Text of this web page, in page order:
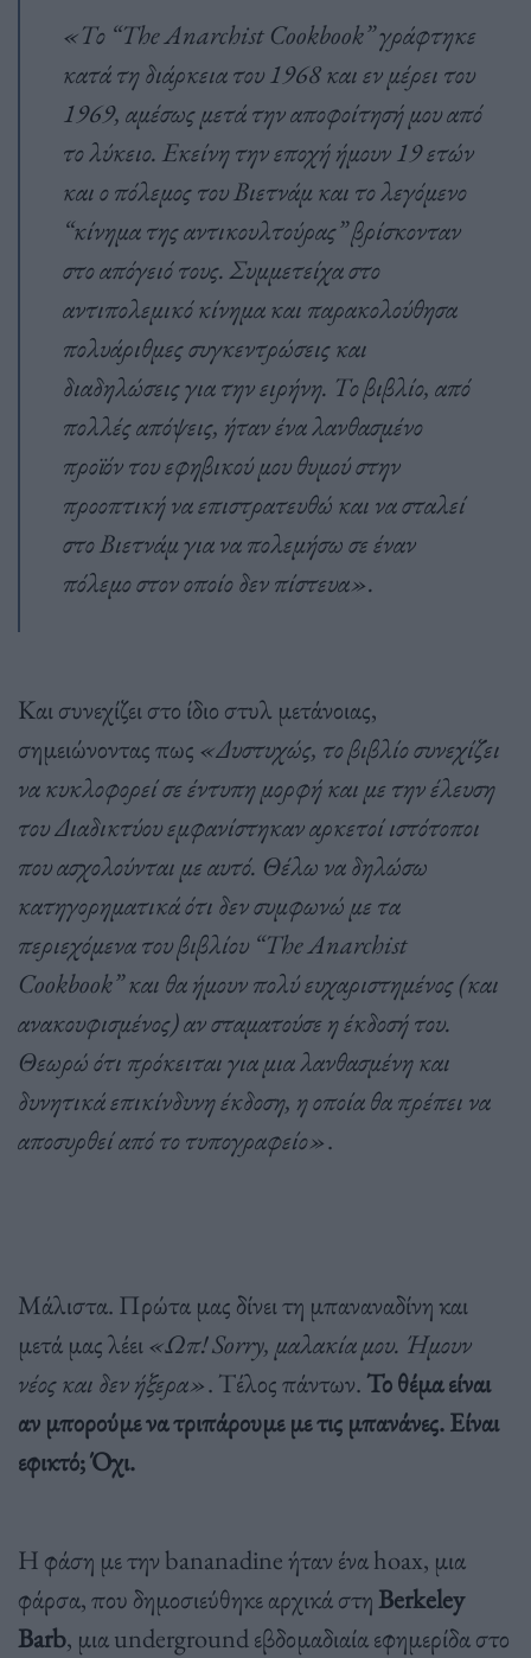
«Το “The Anarchist Cookbook” γράφτηκε
κατά τη διάρκεια του 1968 και εν μέρει του
1969, αμέσως μετά την αποφοίτησή μου από
το λύκειο. Εκείνη την εποχή ήμουν 19 ετών
και ο πόλεμος του Βιετνάμ και το λεγόμενο
“κίνημα της αντικουλτούρας” βρίσκονταν
στο απόγειό τους. Συμμετείχα στο
αντιπολεμικό κίνημα και παρακολούθησα
πολυάριθμες συγκεντρώσεις και
διαδηλώσεις για την ειρήνη. Το βιβλίο, από
πολλές απόψεις, ήταν ένα λανθασμένο
προϊόν του εφηβικού μου θυμού στην
προοπτική να επιστρατευθώ και να σταλεί
στο Βιετνάμ για να πολεμήσω σε έναν
πόλεμο στον οποίο δεν πίστευα».
Και συνεχίζει στο ίδιο στυλ μετάνοιας,
σημειώνοντας πως «Δυστυχώς, το βιβλίο συνεχίζει
να κυκλοφορεί σε έντυπη μορφή και με την έλευση
του Διαδικτύου εμφανίστηκαν αρκετοί ιστότοποι
που ασχολούνται με αυτό. Θέλω να δηλώσω
κατηγορηματικά ότι δεν συμφωνώ με τα
περιεχόμενα του βιβλίου “The Anarchist
Cookbook” και θα ήμουν πολύ ευχαριστημένος (και
ανακουφισμένος) αν σταματούσε η έκδοσή του.
Θεωρώ ότι πρόκειται για μια λανθασμένη και
δυνητικά επικίνδυνη έκδοση, η οποία θα πρέπει να
αποσυρθεί από το τυπογραφείο».
Μάλιστα. Πρώτα μας δίνει τη μπαναναδίνη και
μετά μας λέει«Ωπ! Sorry, μαλακία μου. Ήμουν
νέος και δεν ήξερα». Τέλος πάντων. Το θέμα είναι
αν μπορούμε να τριπάρουμε με τις μπανάνες. Είναι
εφικτό; Όχι.
Η φάση με την bananadine ήταν ένα hoax, μια
φάρσα, που δημοσιεύθηκε αρχικά στηBerkeley
Barb, μια underground εβδομαδιαία εφημερίδα στο